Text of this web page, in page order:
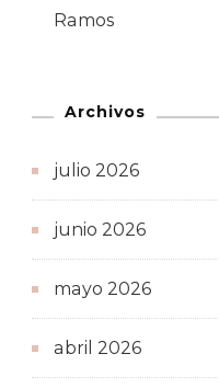
Ramos
Archivos
julio 2026
junio 2026
mayo 2026
abril 2026